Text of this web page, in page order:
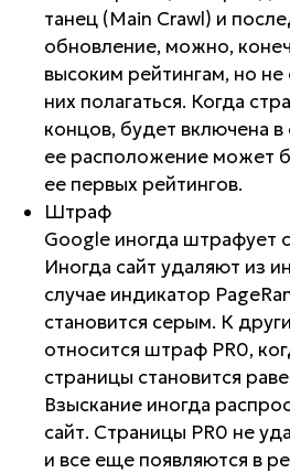
танец (Main Crawl) и
обновление, можно,
высоким рейтингам, но
них полагаться. Когда
концов, будет включена
ее расположение может
ее первых рейтингов.
Штраф
Google иногда штрафует
Иногда сайт удаляют из
случае индикатор
становится серым. К
относится штраф PR0,
страницы становится
Взыскание иногда
сайт. Страницы PR0 не
и все еще появляются в